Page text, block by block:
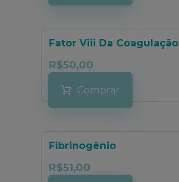
Fator Viii Da Coagulação
R$50,00
Comprar
Fibrinogênio
R$51,00